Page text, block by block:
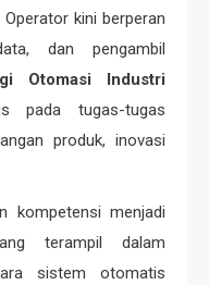
kini berperan
dan pengambil
Otomasi Industri
pada tugas-tugas
produk, inovasi
kompetensi menjadi
terampil dalam
sistem otomatis